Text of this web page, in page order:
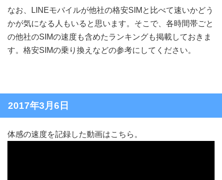
なお、LINEモバイルが他社の格安SIMと比べて速いかどう
かが気になる人もいると思います。そこで、各時間帯ごと
の他社のSIMの速度も含めたランキングも掲載しておきま
す。格安SIMの乗り換えなどの参考にしてください。
2017年3月6日
体感の速度を記録した動画はこちら。